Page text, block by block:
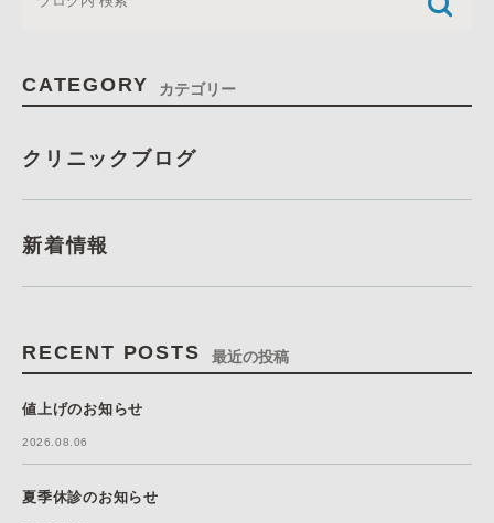
CATEGORY カテゴリー
クリニックブログ
新着情報
RECENT POSTS 最近の投稿
値上げのお知らせ
2026.08.06
夏季休診のお知らせ